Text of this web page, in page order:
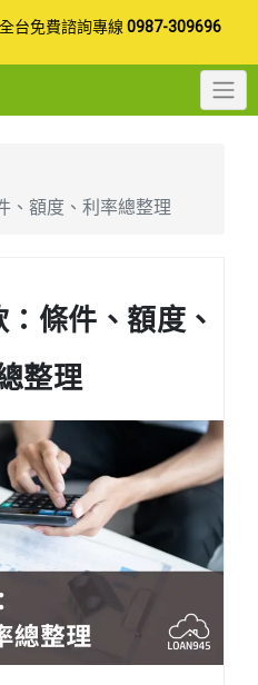
全台免費諮詢專線 0987-309696
、額度、利率總整理
條件、額度、
整理